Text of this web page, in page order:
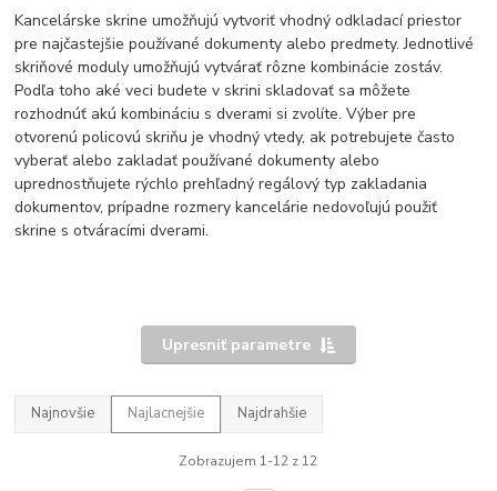
Kancelárske skrine umožňujú vytvoriť vhodný odkladací priestor
pre najčastejšie používané dokumenty alebo predmety. Jednotlivé
skriňové moduly umožňujú vytvárať rôzne kombinácie zostáv.
Podľa toho aké veci budete v skrini skladovať sa môžete
rozhodnúť akú kombináciu s dverami si zvolíte. Výber pre
otvorenú policovú skriňu je vhodný vtedy, ak potrebujete často
vyberať alebo zakladať používané dokumenty alebo
uprednostňujete rýchlo prehľadný regálový typ zakladania
dokumentov, prípadne rozmery kancelárie nedovoľujú použiť
skrine s otváracími dverami.
Upresniť parametre
Najnovšie Najlacnejšie Najdrahšie
Zobrazujem 1-12 z 12